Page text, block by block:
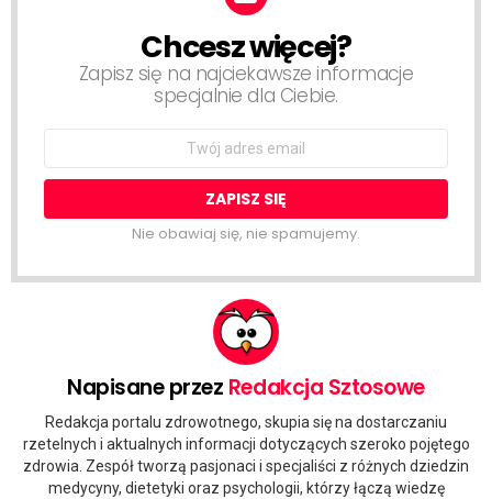
NEWSLETTERChcesz więcej?
Zapisz się na najciekawsze informacje
specjalnie dla Ciebie.
Nie obawiaj się, nie spamujemy.
Napisane przez Redakcja Sztosowe
Redakcja portalu zdrowotnego, skupia się na dostarczaniu
rzetelnych i aktualnych informacji dotyczących szeroko pojętego
zdrowia. Zespół tworzą pasjonaci i specjaliści z różnych dziedzin
medycyny, dietetyki oraz psychologii, którzy łączą wiedzę